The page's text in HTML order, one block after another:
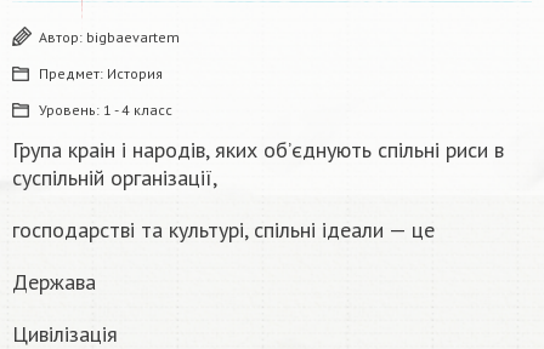
Автор: bigbaevartem
Предмет: История
Уровень: 1 - 4 класс
Група краін і народів, яких об’єднують спiльні риси в
суспільній організації,
господарстві та культурі, спiльнi iдеали — це
Держава
Цивілізація